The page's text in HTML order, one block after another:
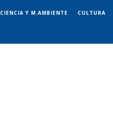
CIENCIA Y M.AMBIENTE CULTURA